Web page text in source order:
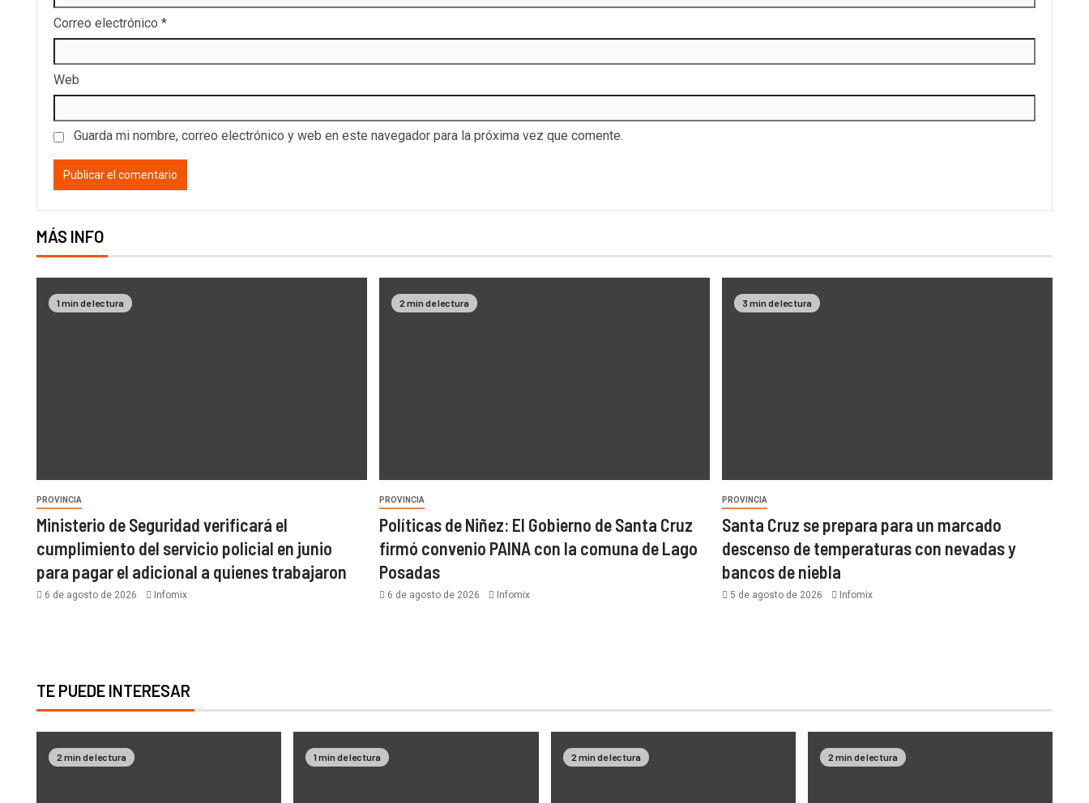
Correo electrónico *
Web
Guarda mi nombre, correo electrónico y web en este navegador para la próxima vez que comente.
MÁS INFO
1 min de lectura
PROVINCIA
Ministerio de Seguridad verificará el
cumplimiento del servicio policial en junio
para pagar el adicional a quienes trabajaron
6 de agosto de 2026 Infomix
2 min de lectura
PROVINCIA
Políticas de Niñez: El Gobierno de Santa Cruz
firmó convenio PAINA con la comuna de Lago
Posadas
6 de agosto de 2026 Infomix
3 min de lectura
PROVINCIA
Santa Cruz se prepara para un marcado
descenso de temperaturas con nevadas y
bancos de niebla
5 de agosto de 2026 Infomix
TE PUEDE INTERESAR
2 min de lectura 1 min de lectura 2 min de lectura 2 min de lectura